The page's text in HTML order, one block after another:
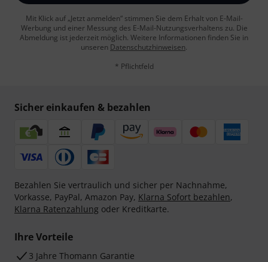
Mit Klick auf „Jetzt anmelden“ stimmen Sie dem Erhalt von E-Mail-
Werbung und einer Messung des E-Mail-Nutzungsverhaltens zu. Die
Abmeldung ist jederzeit möglich. Weitere Informationen finden Sie in
unseren Datenschutzhinweisen.
* Pflichtfeld
Sicher einkaufen & bezahlen
Bezahlen Sie vertraulich und sicher per Nachnahme,
Vorkasse, PayPal, Amazon Pay, Klarna Sofort bezahlen,
Klarna Ratenzahlung oder Kreditkarte.
Ihre Vorteile
3 Jahre Thomann Garantie